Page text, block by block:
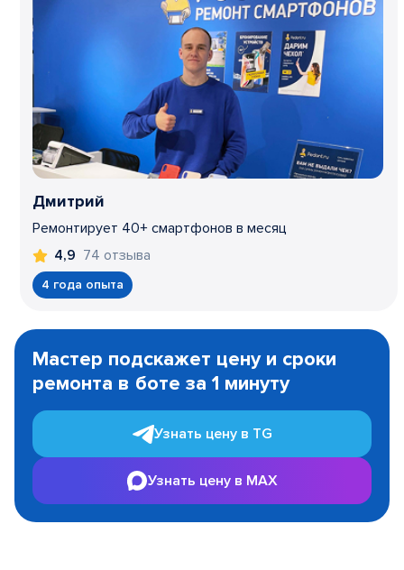
Дмитрий
Ремонтирует 40+ смартфонов в месяц
4,9 74 отзыва
4 года опыта
1
Мастер подскажет цену и сроки
ремонта в боте за 1 минуту
Узнать цену в TG
Узнать цену в MAX